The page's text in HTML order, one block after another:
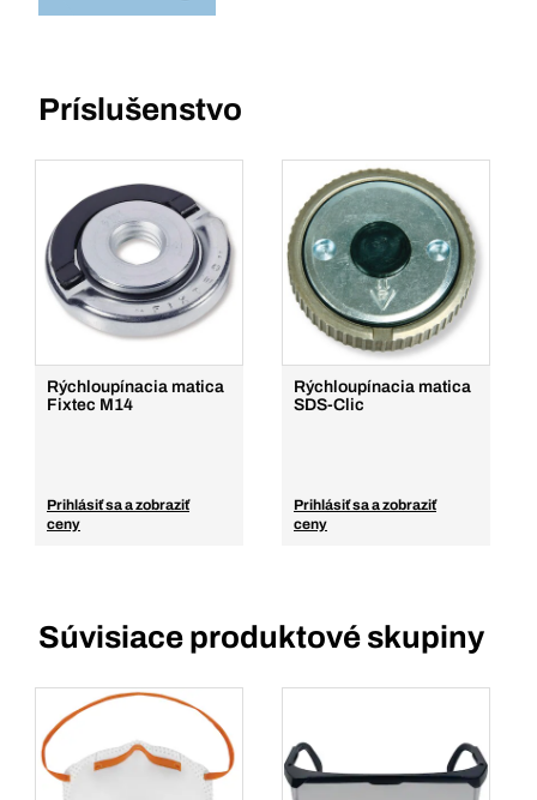
Príslušenstvo
Rýchloupínacia matica
Fixtec M14
Prihlásiť sa a zobraziť
ceny
Rýchloupínacia matica
SDS-Clic
Prihlásiť sa a zobraziť
ceny
Súvisiace produktové skupiny